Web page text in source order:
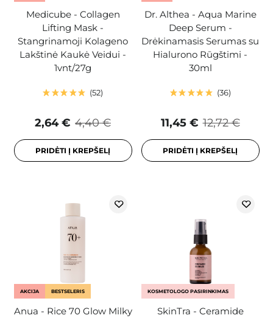
Medicube - Collagen
Lifting Mask -
Stangrinamoji Kolageno
Lakštinė Kaukė Veidui -
1vnt/27g
52
4,40 €
2,64 €
PRIDĖTI Į KREPŠELĮ
Dr. Althea - Aqua Marine
Deep Serum -
Drėkinamasis Serumas su
Hialurono Rūgštimi -
30ml
36
12,72 €
11,45 €
PRIDĖTI Į KREPŠELĮ
AKCIJA BESTSELERIS
Anua - Rice 70 Glow Milky
KOSMETOLOGO PASIRINKIMAS
SkinTra - Ceramide